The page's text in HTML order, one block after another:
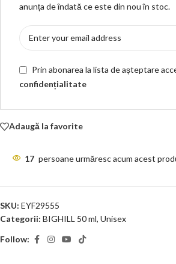
anunța de îndată ce este din nou în stoc.
Prin abonarea la lista de așteptare
confidențialitate
Adaugă la favorite
17 persoane urmăresc acum acest
SKU: EYF29555
Categorii: BIGHILL 50 ml, Unisex
Follow: